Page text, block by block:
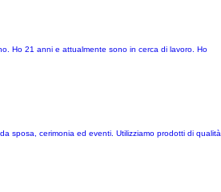
Ho 21 anni e attualmente sono in cerca di lavoro. Ho
sposa, cerimonia ed eventi. Utilizziamo prodotti di qualità